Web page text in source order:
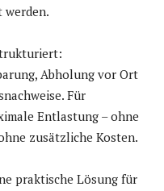
Abholung vor Ort
Für
Entlastung – ohne
zusätzliche Kosten.
praktische Lösung für